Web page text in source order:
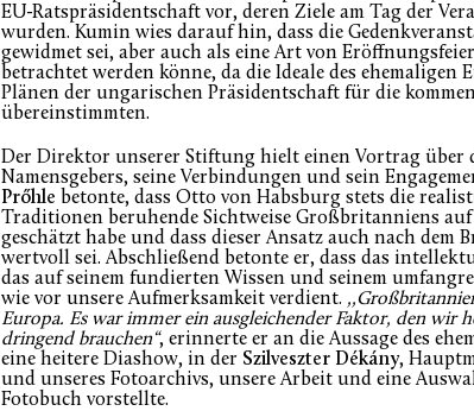
EU-Ratspräsidentschaft vor, deren Ziele am Tag der
wurden. Kumin wies darauf hin, dass die
gewidmet sei, aber auch als eine Art von
betrachtet werden könne, da die Ideale des ehemaligen
Plänen der ungarischen Präsidentschaft für die
übereinstimmten.
Der Direktor unserer Stiftung hielt einen Vortrag über
Namensgebers, seine Verbindungen und sein
Prőhle betonte, dass Otto von Habsburg stets die
Traditionen beruhende Sichtweise Großbritanniens
geschätzt habe und dass dieser Ansatz auch nach dem
wertvoll sei. Abschließend betonte er, dass das
das auf seinem fundierten Wissen und seinem
wie vor unsere Aufmerksamkeit verdient.
Europa. Es war immer ein ausgleichender Faktor, den wir
dringend brauchen“, erinnerte er an die Aussage des
eine heitere Diashow, in der Szilveszter Dékány,
und unseres Fotoarchivs, unsere Arbeit und eine
Fotobuch vorstellte.